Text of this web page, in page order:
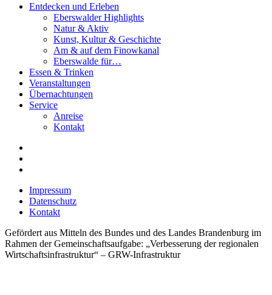
Entdecken und Erleben
Eberswalder Highlights
Natur & Aktiv
Kunst, Kultur & Geschichte
Am & auf dem Finowkanal
Eberswalde für…
Essen & Trinken
Veranstaltungen
Übernachtungen
Service
Anreise
Kontakt
Impressum
Datenschutz
Kontakt
Gefördert aus Mitteln des Bundes und des Landes Brandenburg im
Rahmen der Gemeinschaftsaufgabe: „Verbesserung der regionalen
Wirtschaftsinfrastruktur“ – GRW-Infrastruktur